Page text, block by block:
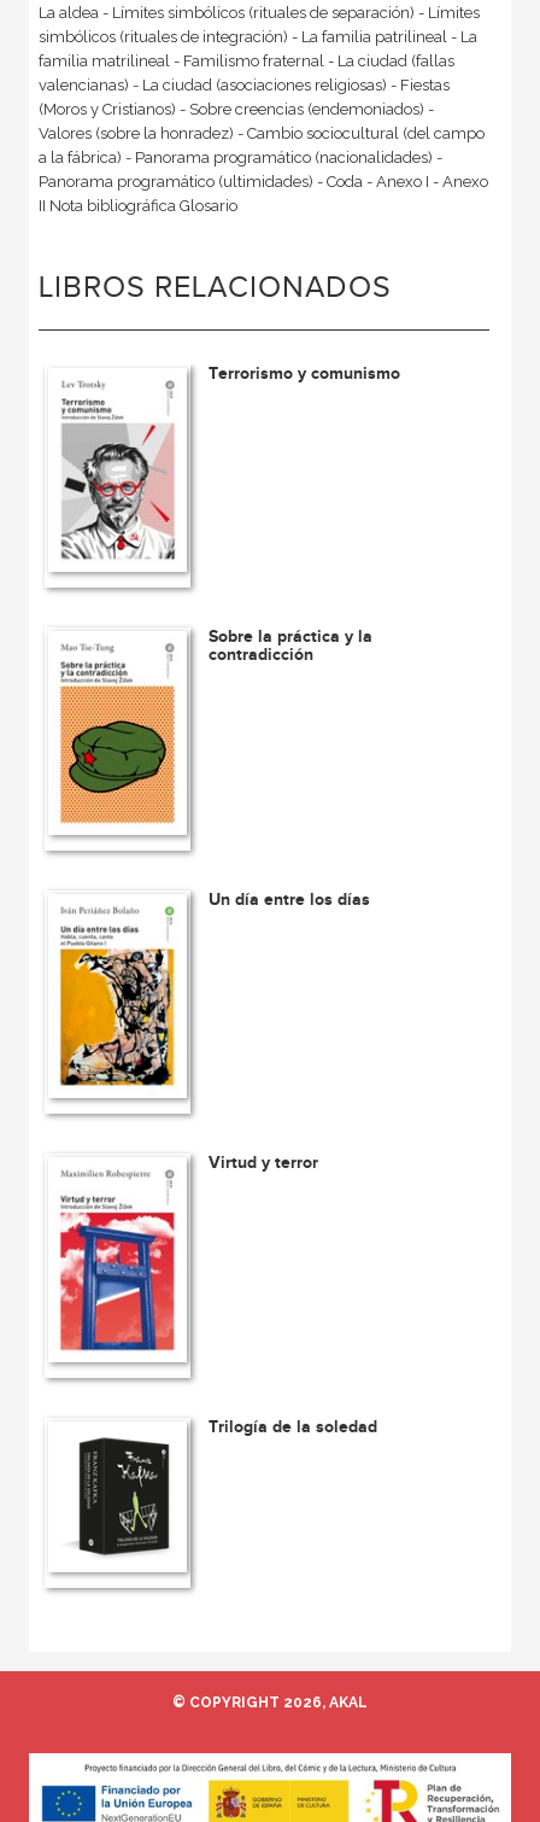
La aldea - Límites simbólicos (rituales de separación) - Límites
simbólicos (rituales de integración) - La familia patrilineal - La
familia matrilineal - Familismo fraternal - La ciudad (fallas
valencianas) - La ciudad (asociaciones religiosas) - Fiestas
(Moros y Cristianos) - Sobre creencias (endemoniados) -
Valores (sobre la honradez) - Cambio sociocultural (del campo
a la fábrica) - Panorama programático (nacionalidades) -
Panorama programático (ultimidades) - Coda - Anexo I - Anexo
II Nota bibliográfica Glosario
LIBROS RELACIONADOS
Terrorismo y comunismo
Sobre la práctica y la
contradicción
Un día entre los días
Virtud y terror
Trilogía de la soledad
© COPYRIGHT 2026, AKAL